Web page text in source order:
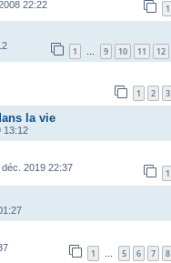
22:22 1
1 … 9 10 11 12
1 2 3
la vie
13:12
déc. 2019 22:37 1
1 … 5 6 7 8